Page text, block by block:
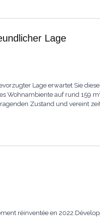
Lage
Lage erwartet Sie
Wohnambiente auf rund 159
Zustand und vereint
réinventée en